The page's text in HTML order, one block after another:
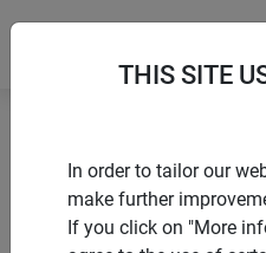
Accueil
Accessoires de
PROFILE DE CADRE POUR
THIS SITE
In order to tailor our
make further
If you click on "More